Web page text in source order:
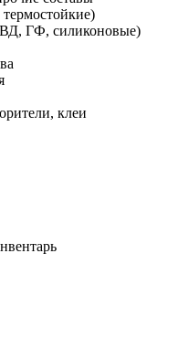
ГФ, силиконовые)
клеи